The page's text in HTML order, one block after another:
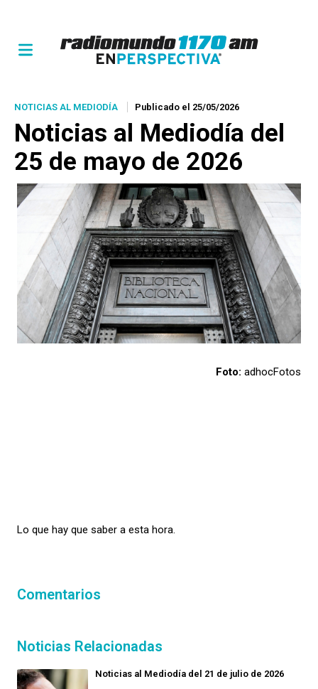
NOTICIAS AL MEDIODÍA Publicado el 25/05/2026
Noticias al Mediodía del
25 de mayo de 2026
Foto: adhocFotos
Lo que hay que saber a esta hora.
Comentarios
Noticias Relacionadas
Noticias al Mediodía del 21 de julio de 2026